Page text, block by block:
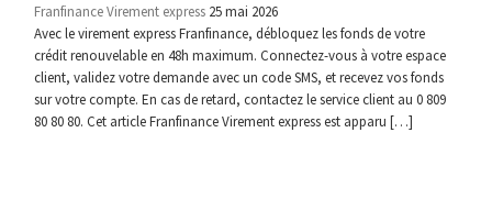
Franfinance Virement express 25 mai 2026
Avec le virement express Franfinance, débloquez les fonds de votre
crédit renouvelable en 48h maximum. Connectez-vous à votre espace
client, validez votre demande avec un code SMS, et recevez vos fonds
sur votre compte. En cas de retard, contactez le service client au 0 809
80 80 80. Cet article Franfinance Virement express est apparu […]